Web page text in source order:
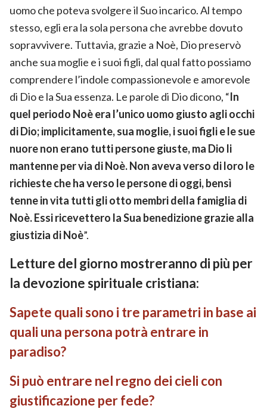
uomo che poteva svolgere il Suo incarico. Al tempo
stesso, egli era la sola persona che avrebbe dovuto
sopravvivere. Tuttavia, grazie a Noè, Dio preservò
anche sua moglie e i suoi figli, dal qual fatto possiamo
comprendere l’indole compassionevole e amorevole
di Dio e la Sua essenza. Le parole di Dio dicono, “In
quel periodo Noè era l’unico uomo giusto agli occhi
di Dio; implicitamente, sua moglie, i suoi figli e le sue
nuore non erano tutti persone giuste, ma Dio li
mantenne per via di Noè. Non aveva verso di loro le
richieste che ha verso le persone di oggi, bensì
tenne in vita tutti gli otto membri della famiglia di
Noè. Essi ricevettero la Sua benedizione grazie alla
giustizia di Noè”.
Letture del giorno mostreranno di più per
la devozione spirituale cristiana:
Sapete quali sono i tre parametri in base ai
quali una persona potrà entrare in
paradiso?
Si può entrare nel regno dei cieli con
giustificazione per fede?